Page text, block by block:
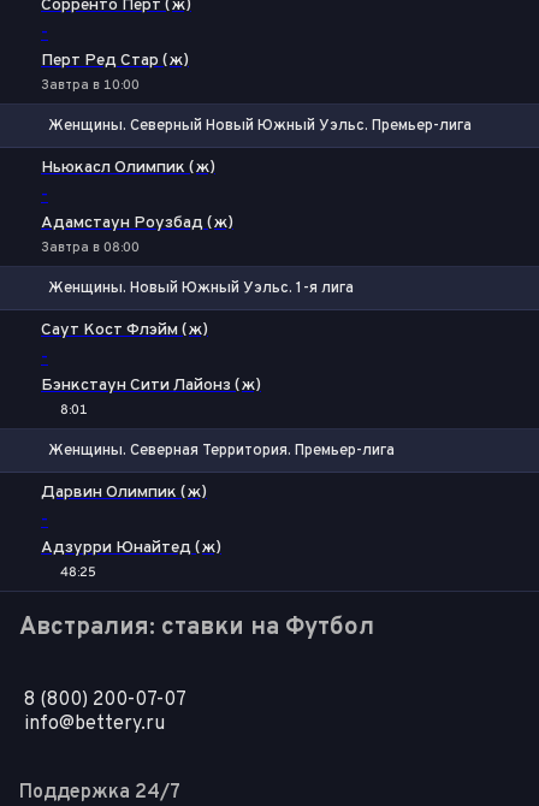
Сорренто Перт (ж)
-
Перт Ред Стар (ж)
Завтра в 10:00
Женщины. Северный Новый Южный Уэльс. Премьер-лига
Ньюкасл Олимпик (ж)
-
Адамстаун Роузбад (ж)
Завтра в 08:00
Женщины. Новый Южный Уэльс. 1-я лига
Саут Кост Флэйм (ж)
-
Бэнкстаун Сити Лайонз (ж)
8:01
Женщины. Северная Территория. Премьер-лига
Дарвин Олимпик (ж)
-
Адзурри Юнайтед (ж)
48:25
Австралия: ставки на Футбол
8 (800) 200-07-07
info@bettery.ru
Поддержка 24/7